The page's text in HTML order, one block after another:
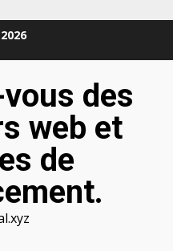
des
web et
de